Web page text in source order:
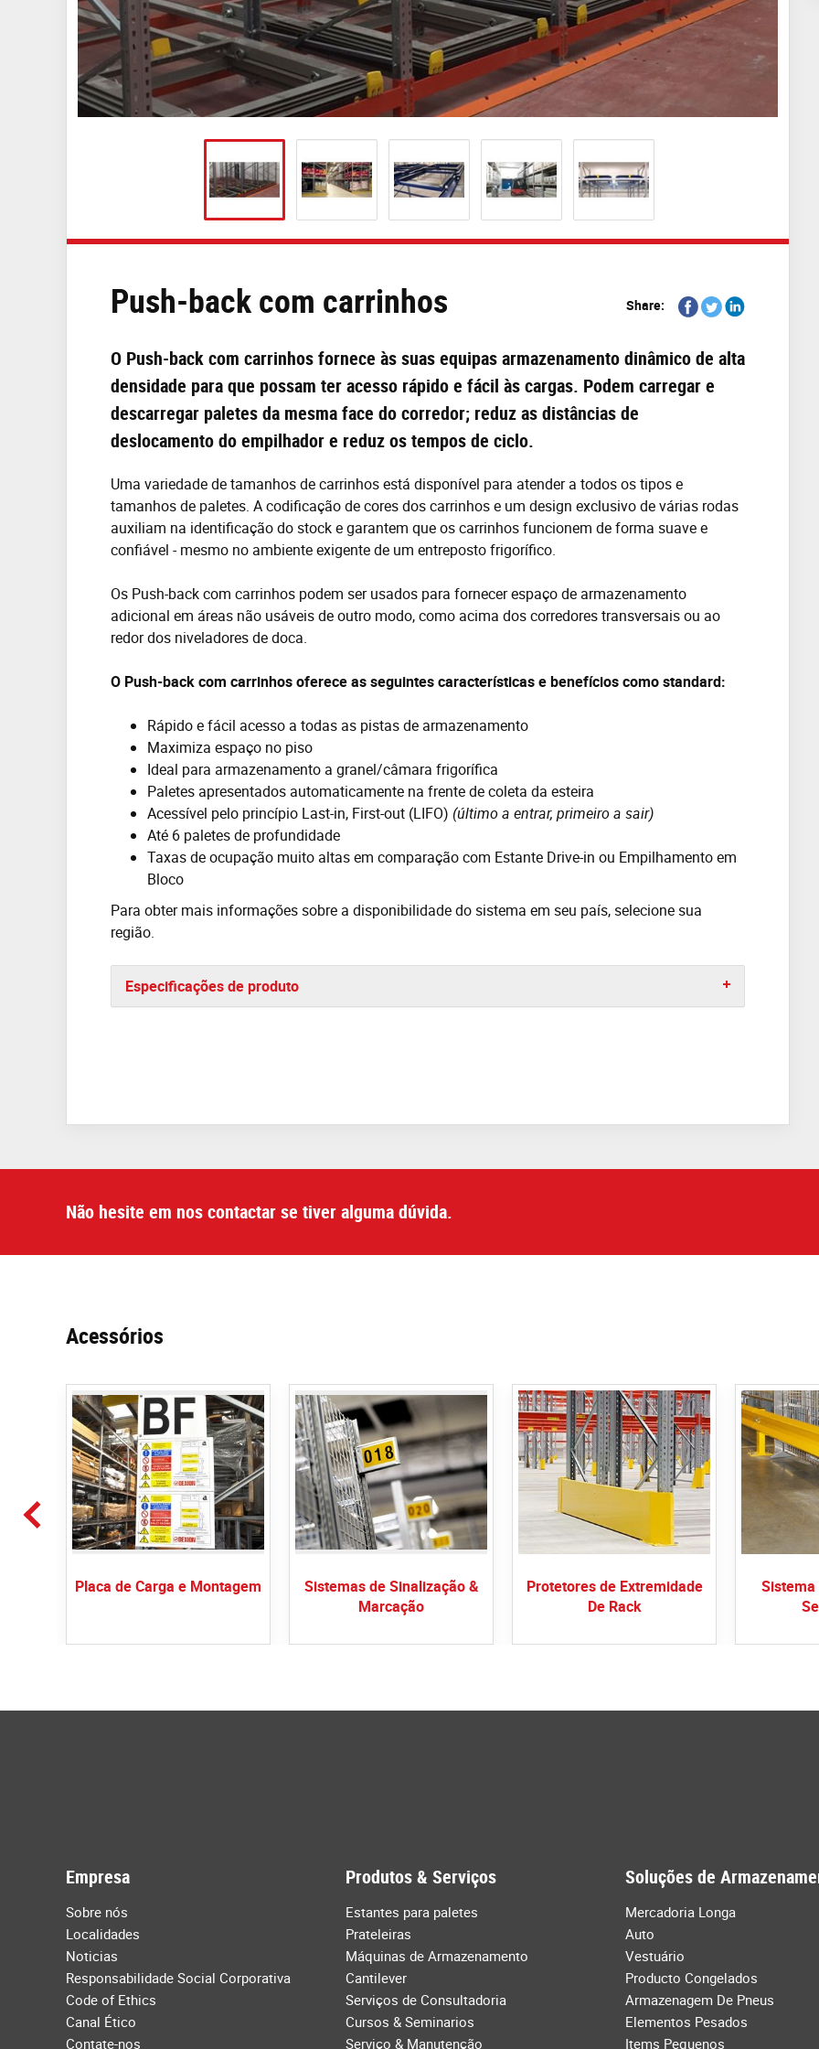
Push-back com carrinhos Share:
ShareShareShare
O Push-back com carrinhos fornece às suas equipas armazenamento dinâmico de alta
densidade para que possam ter acesso rápido e fácil às cargas. Podem carregar e
descarregar paletes da mesma face do corredor; reduz as distâncias de
deslocamento do empilhador e reduz os tempos de ciclo.
Uma variedade de tamanhos de carrinhos está disponível para atender a todos os tipos e
tamanhos de paletes. A codificação de cores dos carrinhos e um design exclusivo de várias rodas
auxiliam na identificação do stock e garantem que os carrinhos funcionem de forma suave e
confiável - mesmo no ambiente exigente de um entreposto frigorífico.
Os Push-back com carrinhos podem ser usados para fornecer espaço de armazenamento
adicional em áreas não usáveis de outro modo, como acima dos corredores transversais ou ao
redor dos niveladores de doca.
O Push-back com carrinhos oferece as seguintes características e benefícios como standard:
Rápido e fácil acesso a todas as pistas de armazenamento
Maximiza espaço no piso
Ideal para armazenamento a granel/câmara frigorífica
Paletes apresentados automaticamente na frente de coleta da esteira
Acessível pelo princípio Last-in, First-out (LIFO) (último a entrar, primeiro a sair)
Até 6 paletes de profundidade
Taxas de ocupação muito altas em comparação com Estante Drive-in ou Empilhamento em
Bloco
Para obter mais informações sobre a disponibilidade do sistema em seu país, selecione sua
região.
Especificações de produto
Não hesite em nos contactar se tiver alguma dúvida.
Acessórios
Placa de Carga e Montagem
Sistemas de Sinalização &
Marcação
Protetores de Extremidade
De Rack
Empresa
Sobre nós
Localidades
Noticias
Responsabilidade Social Corporativa
Code of Ethics
Canal Ético
Contate-nos
Produtos & Serviços
Estantes para paletes
Prateleiras
Máquinas de Armazenamento
Cantilever
Serviços de Consultadoria
Cursos & Seminarios
Serviço & Manutenção
Soluções de
Mercadoria Longa
Auto
Vestuário
Producto Congelados
Armazenagem De Pneus
Elementos Pesados
Items Pequenos